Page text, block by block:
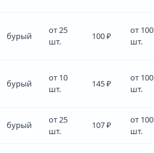
бурый
от 25
шт.
100 ₽
от 100
шт.
бурый
от 10
шт.
145 ₽
от 100
шт.
бурый
от 25
шт.
107 ₽
от 100
шт.